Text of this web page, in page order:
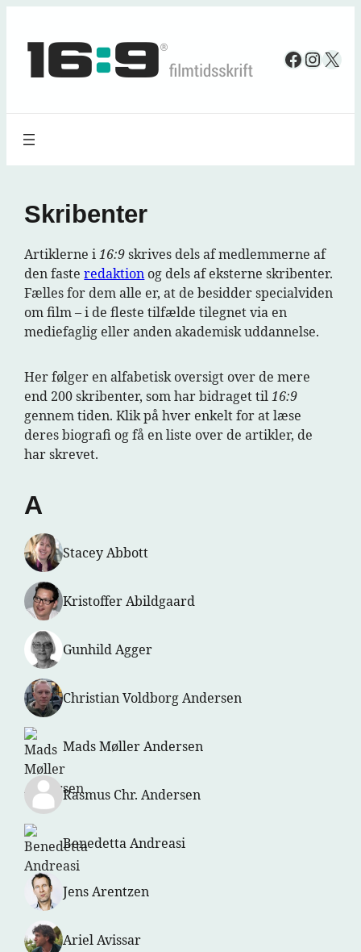
indhold
X
Skribenter
Artiklerne i16:9skrives dels af medlemmerne af
den fasteredaktion og dels af eksterne skribenter.
Fælles for dem alle er, at de besidder specialviden
om film – i de fleste tilfælde tilegnet via en
mediefaglig eller anden akademisk uddannelse.
Her følger en alfabetisk oversigt over de mere
end 200 skribenter, som har bidraget til16:9
gennem tiden. Klik på hver enkelt for at læse
deres biografi og få en liste over de artikler, de
har skrevet.
A
Stacey Abbott
Kristoffer Abildgaard
Gunhild Agger
Christian Voldborg Andersen
Mads Møller Andersen
Rasmus Chr. Andersen
Benedetta Andreasi
Jens Arentzen
Ariel Avissar